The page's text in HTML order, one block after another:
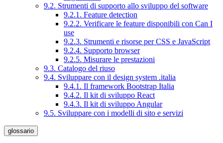
9.2. Strumenti di supporto allo sviluppo del software
9.2.1. Feature detection
9.2.2. Verificare le feature disponibili con Can I
use
9.2.3. Strumenti e risorse per CSS e JavaScript
9.2.4. Supporto browser
9.2.5. Misurare le prestazioni
9.3. Catalogo del riuso
9.4. Sviluppare con il design system .italia
9.4.1. Il framework Bootstrap Italia
9.4.2. Il kit di sviluppo React
9.4.3. Il kit di sviluppo Angular
9.5. Sviluppare con i modelli di sito e servizi
glossario